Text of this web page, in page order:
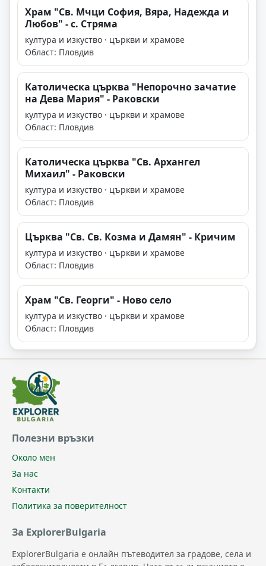
Храм "Св. Мчци София, Вяра, Надежда и
Любов" - с. Стряма
култура и изкуство · църкви и храмове
Област: Пловдив
Католическа църква "Непорочно зачатие
на Дева Мария" - Раковски
култура и изкуство · църкви и храмове
Област: Пловдив
Католическа църква "Св. Архангел
Михаил" - Раковски
култура и изкуство · църкви и храмове
Област: Пловдив
Църква "Св. Св. Козма и Дамян" - Кричим
култура и изкуство · църкви и храмове
Област: Пловдив
Храм "Св. Георги" - Ново село
култура и изкуство · църкви и храмове
Област: Пловдив
Полезни връзки
Около мен
За нас
Контакти
Политика за поверителност
За ExplorerBulgaria
ExplorerBulgaria е онлайн пътеводител за градове, села и